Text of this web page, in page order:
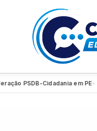
Cidadania em PE ●